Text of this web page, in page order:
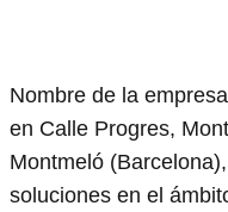
Nombre de la
en Calle Progres,
Montmeló
soluciones en el